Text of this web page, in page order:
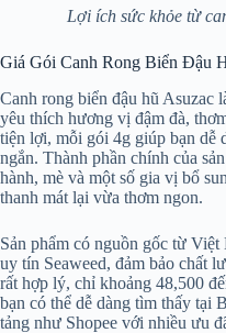
Lợi ích sức khỏe từ
Giá Gói Canh Rong Biển Đậu
Canh rong biển đậu hũ Asuzac
yêu thích hương vị đậm đà,
tiện lợi, mỗi gói 4g giúp bạn dễ
ngắn. Thành phần chính của
hành, mè và một số gia vị bổ
thanh mát lại vừa thơm ngon.
Sản phẩm có nguồn gốc từ
uy tín Seaweed, đảm bảo chất
rất hợp lý, chỉ khoảng 48,500
bạn có thể dễ dàng tìm thấy tại
tảng như Shopee với nhiều ưu